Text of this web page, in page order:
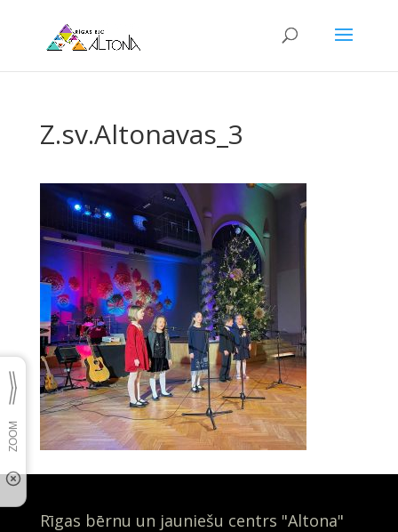
Z.sv.Altonavas_3
Rīgas bērnu un jauniešu centrs "Altona"